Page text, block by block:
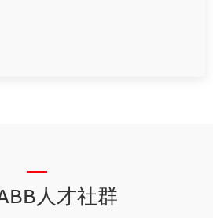
人才社群